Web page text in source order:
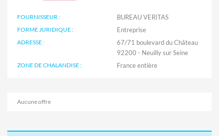
FOURNISSEUR : BUREAU VERITAS
FORME JURIDIQUE : Entreprise
ADRESSE :
67/71 boulevard du Château
92200 - Neuilly sur Seine
ZONE DE CHALANDISE :
Aucune offre